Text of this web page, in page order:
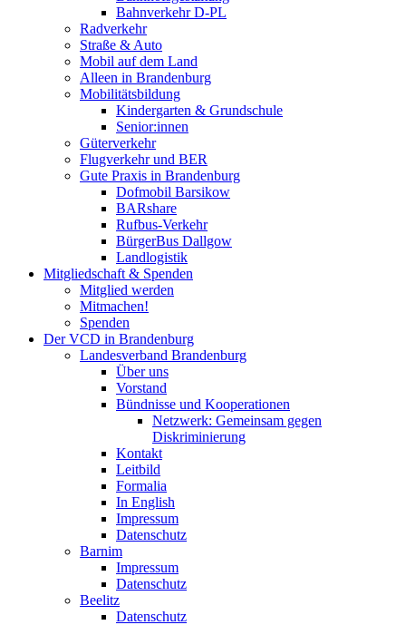
Bahnverkehr D-PL
Radverkehr
Straße & Auto
Mobil auf dem Land
Alleen in Brandenburg
Mobilitätsbildung
Kindergarten & Grundschule
Senior:innen
Güterverkehr
Flugverkehr und BER
Gute Praxis in Brandenburg
Dofmobil Barsikow
BARshare
Rufbus-Verkehr
BürgerBus Dallgow
Landlogistik
Mitgliedschaft & Spenden
Mitglied werden
Mitmachen!
Spenden
Der VCD in Brandenburg
Landesverband Brandenburg
Über uns
Vorstand
Bündnisse und Kooperationen
Netzwerk: Gemeinsam gegen
Diskriminierung
Kontakt
Leitbild
Formalia
In English
Impressum
Datenschutz
Barnim
Impressum
Datenschutz
Beelitz
Datenschutz